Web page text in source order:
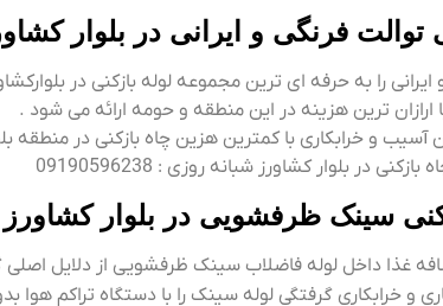
توالت فرنگی و ایرانی در بلوار
را به حرفه ای ترین مجموعه لوله بازکنی در
ارازان ترین هزینه در این منطقه و حومه ارائه می شود .
آسیب و خرابکاری با کمترین هزین چاه بازکنی در منطقه
در بلوار کشاورز شبانه روزی : 09190596238
سینک ظرفشویی در بلوار کشاورز
غذا داخل لوله فاضلاب سینک ظرفشویی از دلایل
خرابکاری گرفتگی لوله سینک را با دستگاه تراکم هوا